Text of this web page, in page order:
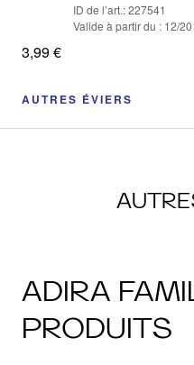
ID de l’art.: 227541
Valide à partir du : 12/
3,99 €
AUTRES ÉVIERS
ADIRA
PRODUITS